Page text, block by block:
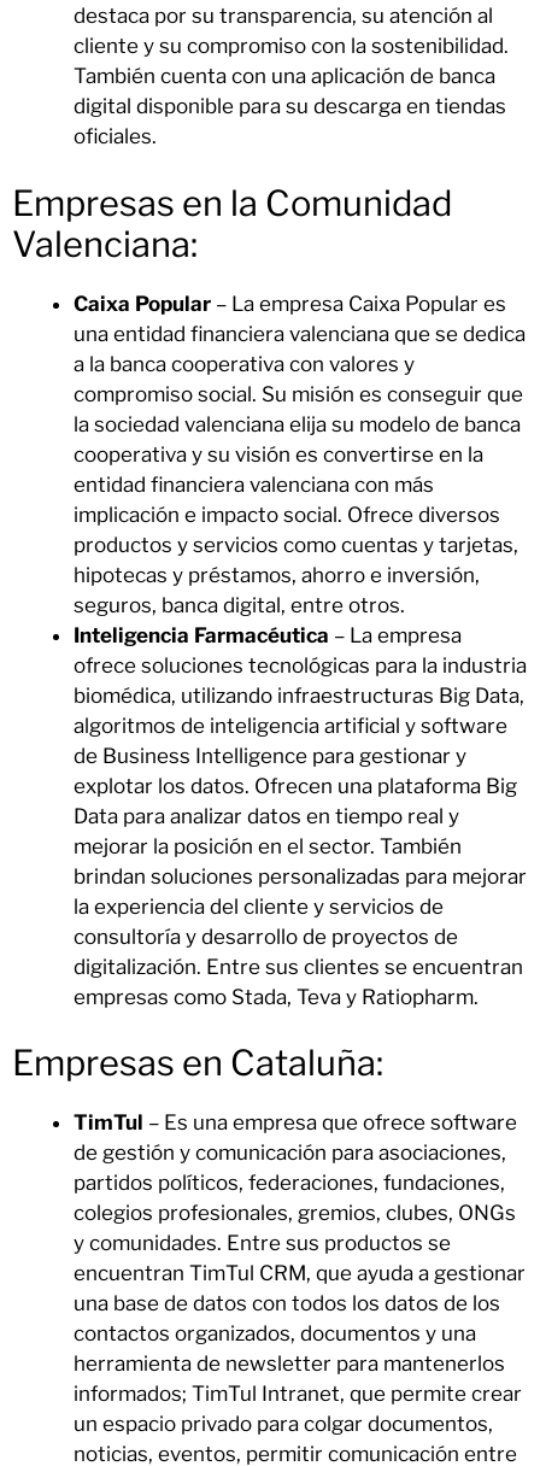
destaca por su transparencia, su atención al
cliente y su compromiso con la sostenibilidad.
También cuenta con una aplicación de banca
digital disponible para su descarga en tiendas
oficiales.
Empresas en la Comunidad
Valenciana:
Caixa Popular – La empresa Caixa Popular es
una entidad financiera valenciana que se dedica
a la banca cooperativa con valores y
compromiso social. Su misión es conseguir que
la sociedad valenciana elija su modelo de banca
cooperativa y su visión es convertirse en la
entidad financiera valenciana con más
implicación e impacto social. Ofrece diversos
productos y servicios como cuentas y tarjetas,
hipotecas y préstamos, ahorro e inversión,
seguros, banca digital, entre otros.
Inteligencia Farmacéutica – La empresa
ofrece soluciones tecnológicas para la industria
biomédica, utilizando infraestructuras Big Data,
algoritmos de inteligencia artificial y software
de Business Intelligence para gestionar y
explotar los datos. Ofrecen una plataforma Big
Data para analizar datos en tiempo real y
mejorar la posición en el sector. También
brindan soluciones personalizadas para mejorar
la experiencia del cliente y servicios de
consultoría y desarrollo de proyectos de
digitalización. Entre sus clientes se encuentran
empresas como Stada, Teva y Ratiopharm.
Empresas en Cataluña:
TimTul – Es una empresa que ofrece software
de gestión y comunicación para asociaciones,
partidos políticos, federaciones, fundaciones,
colegios profesionales, gremios, clubes, ONGs
y comunidades. Entre sus productos se
encuentran TimTul CRM, que ayuda a gestionar
una base de datos con todos los datos de los
contactos organizados, documentos y una
herramienta de newsletter para mantenerlos
informados; TimTul Intranet, que permite crear
un espacio privado para colgar documentos,
noticias, eventos, permitir comunicación entre